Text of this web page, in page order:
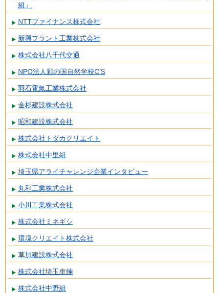
組」
NTTファイナンス株式会社
新興プラント工業株式会社
株式会社八千代交通
NPO法人彩の国自然学校C’S
羽石電氣工業株式会社
金杉建設株式会社
昭和建設株式会社
株式会社トダカクリエイト
株式会社中里組
埼玉県アライチャレンジ企業インタビュー
丸和工業株式会社
小川工業株式会社
株式会社ミネギシ
環境クリエイト株式会社
草加建設株式会社
株式会社埼玉車輛
株式会社中野組